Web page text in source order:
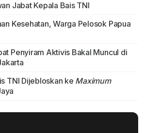
Jabat Kepala Bais TNI
Kesehatan, Warga Pelosok Papua
Penyiram Aktivis Bakal Muncul di
TNI Dijebloskan ke Maximum